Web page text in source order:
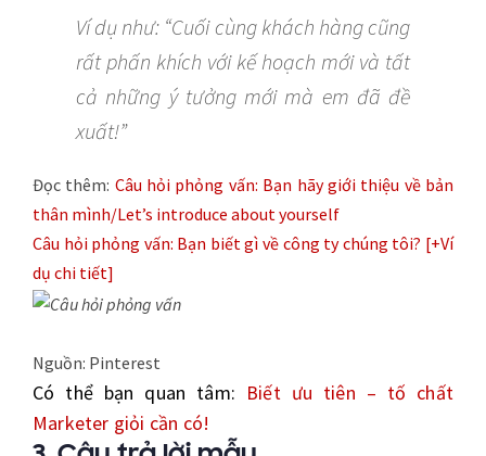
Ví dụ như: “Cuối cùng khách hàng cũng
rất phấn khích với kế hoạch mới và tất
cả những ý tưởng mới mà em đã đề
xuất!”
Đọc thêm: Câu hỏi phỏng vấn: Bạn hãy giới thiệu về bản
thân mình/Let’s introduce about yourself
Câu hỏi phỏng vấn: Bạn biết gì về công ty chúng tôi? [+Ví
dụ chi tiết]
Nguồn: Pinterest
Có thể bạn quan tâm: Biết ưu tiên – tố chất
Marketer giỏi cần có!